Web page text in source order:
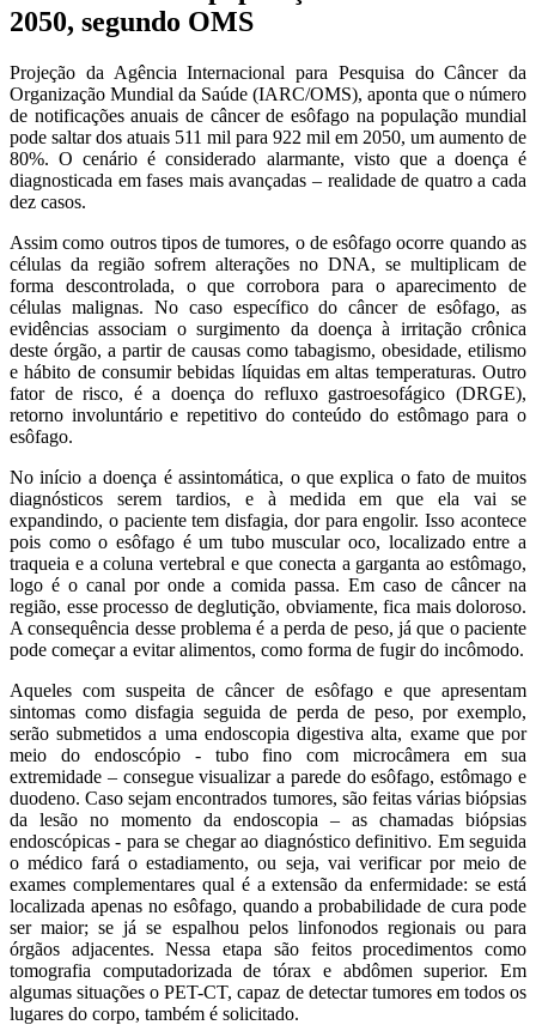
2050, segundo OMS
Projeção da Agência Internacional para Pesquisa do Câncer da
Organização Mundial da Saúde (IARC/OMS), aponta que o número
de notificações anuais de câncer de esôfago na população mundial
pode saltar dos atuais 511 mil para 922 mil em 2050, um aumento de
80%. O cenário é considerado alarmante, visto que a doença é
diagnosticada em fases mais avançadas – realidade de quatro a cada
dez casos.
Assim como outros tipos de tumores, o de esôfago ocorre quando as
células da região sofrem alterações no DNA, se multiplicam de
forma descontrolada, o que corrobora para o aparecimento de
células malignas. No caso específico do câncer de esôfago, as
evidências associam o surgimento da doença à irritação crônica
deste órgão, a partir de causas como tabagismo, obesidade, etilismo
e hábito de consumir bebidas líquidas em altas temperaturas. Outro
fator de risco, é a doença do refluxo gastroesofágico (DRGE),
retorno involuntário e repetitivo do conteúdo do estômago para o
esôfago.
No início a doença é assintomática, o que explica o fato de muitos
diagnósticos serem tardios, e à medida em que ela vai se
expandindo, o paciente tem disfagia, dor para engolir. Isso acontece
pois como o esôfago é um tubo muscular oco, localizado entre a
traqueia e a coluna vertebral e que conecta a garganta ao estômago,
logo é o canal por onde a comida passa. Em caso de câncer na
região, esse processo de deglutição, obviamente, fica mais doloroso.
A consequência desse problema é a perda de peso, já que o paciente
pode começar a evitar alimentos, como forma de fugir do incômodo.
Aqueles com suspeita de câncer de esôfago e que apresentam
sintomas como disfagia seguida de perda de peso, por exemplo,
serão submetidos a uma endoscopia digestiva alta, exame que por
meio do endoscópio - tubo fino com microcâmera em sua
extremidade – consegue visualizar a parede do esôfago, estômago e
duodeno. Caso sejam encontrados tumores, são feitas várias biópsias
da lesão no momento da endoscopia – as chamadas biópsias
endoscópicas - para se chegar ao diagnóstico definitivo. Em seguida
o médico fará o estadiamento, ou seja, vai verificar por meio de
exames complementares qual é a extensão da enfermidade: se está
localizada apenas no esôfago, quando a probabilidade de cura pode
ser maior; se já se espalhou pelos linfonodos regionais ou para
órgãos adjacentes. Nessa etapa são feitos procedimentos como
tomografia computadorizada de tórax e abdômen superior. Em
algumas situações o PET-CT, capaz de detectar tumores em todos os
lugares do corpo, também é solicitado.